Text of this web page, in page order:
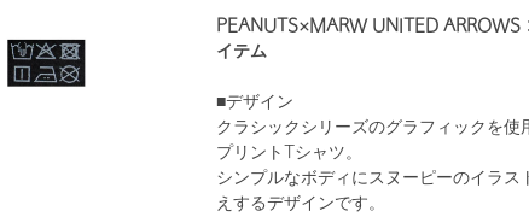
PEANUTS×MARW UNITED ARROWS
イテム
■デザイン
クラシックシリーズのグラフィックを使
プリントTシャツ。
シンプルなボディにスヌーピーのイラス
えするデザインです。